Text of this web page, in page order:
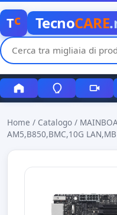
Tc TecnoCARE
Home / Catalogo /
AM5,B850,BMC,10G LAN,MB